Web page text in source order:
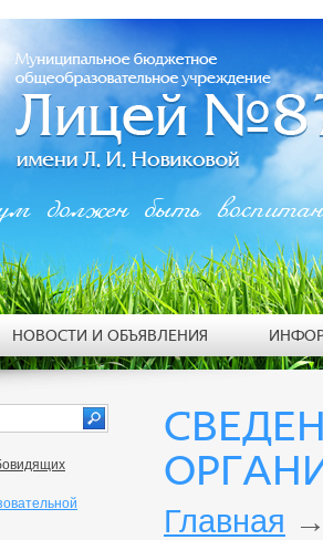
Главная
должен быть
НОВОСТИ И ОБЪЯВЛЕНИЯ